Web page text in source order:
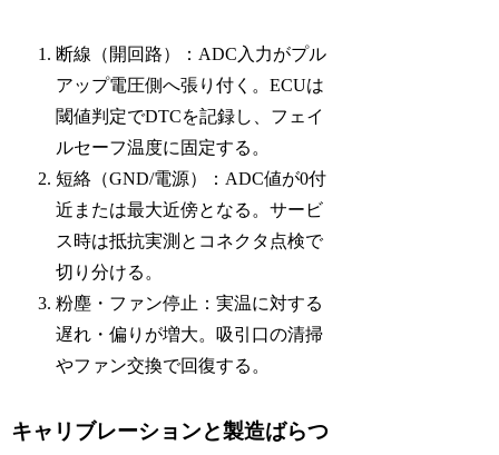
断線（開回路）：ADC入力がプル
アップ電圧側へ張り付く。ECUは
閾値判定でDTCを記録し、フェイ
ルセーフ温度に固定する。
短絡（GND/電源）：ADC値が0付
近または最大近傍となる。サービ
ス時は抵抗実測とコネクタ点検で
切り分ける。
粉塵・ファン停止：実温に対する
遅れ・偏りが増大。吸引口の清掃
やファン交換で回復する。
キャリブレーションと製造ばらつ